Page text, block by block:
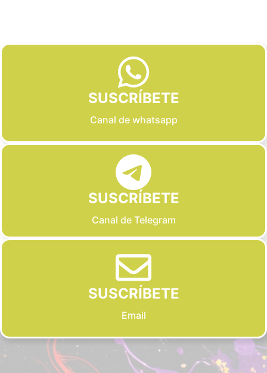
SUSCRÍBETE
Canal de whatsapp
SUSCRÍBETE
Canal de Telegram
SUSCRÍBETE
Email